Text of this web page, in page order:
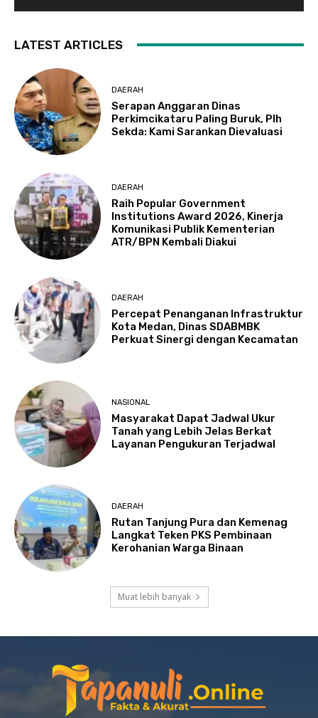
LATEST ARTICLES
DAERAH
Serapan Anggaran Dinas
Perkimcikataru Paling Buruk, Plh
Sekda: Kami Sarankan Dievaluasi
DAERAH
Raih Popular Government
Institutions Award 2026, Kinerja
Komunikasi Publik Kementerian
ATR/BPN Kembali Diakui
DAERAH
Percepat Penanganan Infrastruktur
Kota Medan, Dinas SDABMBK
Perkuat Sinergi dengan Kecamatan
NASIONAL
Masyarakat Dapat Jadwal Ukur
Tanah yang Lebih Jelas Berkat
Layanan Pengukuran Terjadwal
DAERAH
Rutan Tanjung Pura dan Kemenag
Langkat Teken PKS Pembinaan
Kerohanian Warga Binaan
Muat lebih banyak